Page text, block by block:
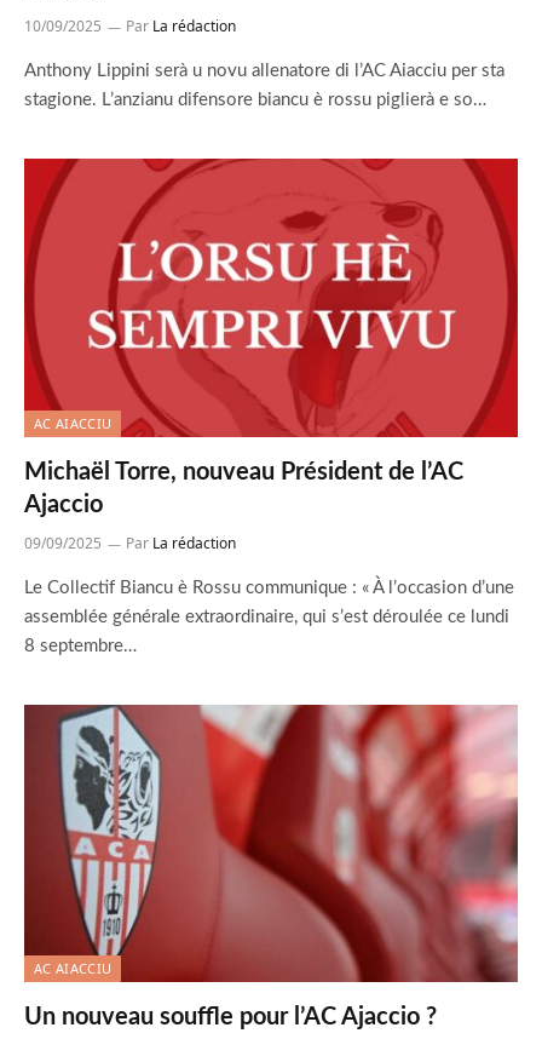
10/09/2025 Par La rédaction
Anthony Lippini serà u novu allenatore di l’AC Aiacciu per sta
stagione. L’anzianu difensore biancu è rossu piglierà e so…
AC AIACCIU
Michaël Torre, nouveau Président de l’AC
Ajaccio
09/09/2025 Par La rédaction
Le Collectif Biancu è Rossu communique : « À l’occasion d’une
assemblée générale extraordinaire, qui s’est déroulée ce lundi
8 septembre…
AC AIACCIU
Un nouveau souffle pour l’AC Ajaccio ?